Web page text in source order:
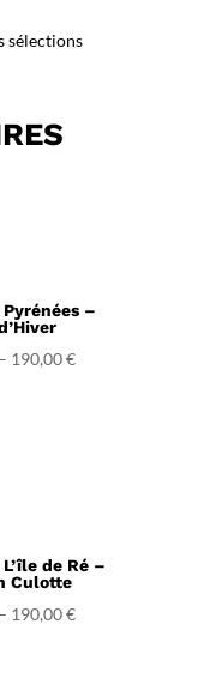
sélections
–
– 190,00€
de Ré –
Culotte
– 190,00€